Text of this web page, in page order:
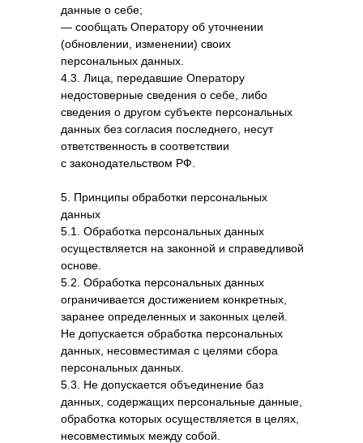
данные о себе;
— сообщать Оператору об уточнении
(обновлении, изменении) своих
персональных данных.
4.3. Лица, передавшие Оператору
недостоверные сведения о себе, либо
сведения о другом субъекте персональных
данных без согласия последнего, несут
ответственность в соответствии
с законодательством РФ.
5. Принципы обработки персональных
данных
5.1. Обработка персональных данных
осуществляется на законной и справедливой
основе.
5.2. Обработка персональных данных
ограничивается достижением конкретных,
заранее определенных и законных целей.
Не допускается обработка персональных
данных, несовместимая с целями сбора
персональных данных.
5.3. Не допускается объединение баз
данных, содержащих персональные данные,
обработка которых осуществляется в целях,
несовместимых между собой.